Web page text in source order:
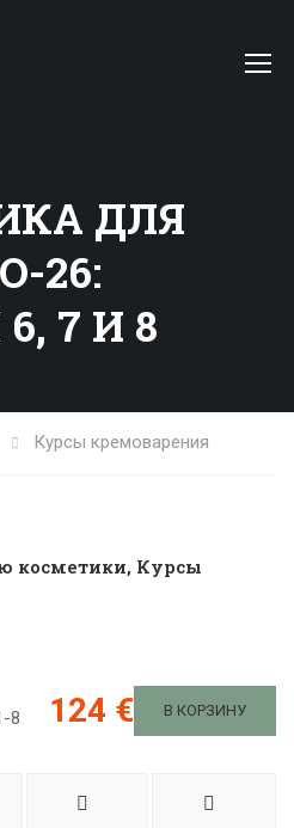
ДЛЯ
26:
7 И 8
Курсы кремоварения
косметики, Курсы
124 € В КОРЗИНУ